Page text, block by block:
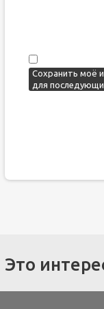
Сохранить моё
для
Это